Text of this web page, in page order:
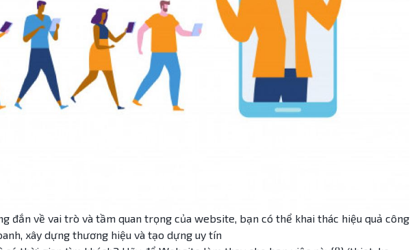
đắn về vai trò và tầm quan trọng của website, bạn có thể khai thác hiệu quả công
xây dựng thương hiệu và tạo dựng uy tín